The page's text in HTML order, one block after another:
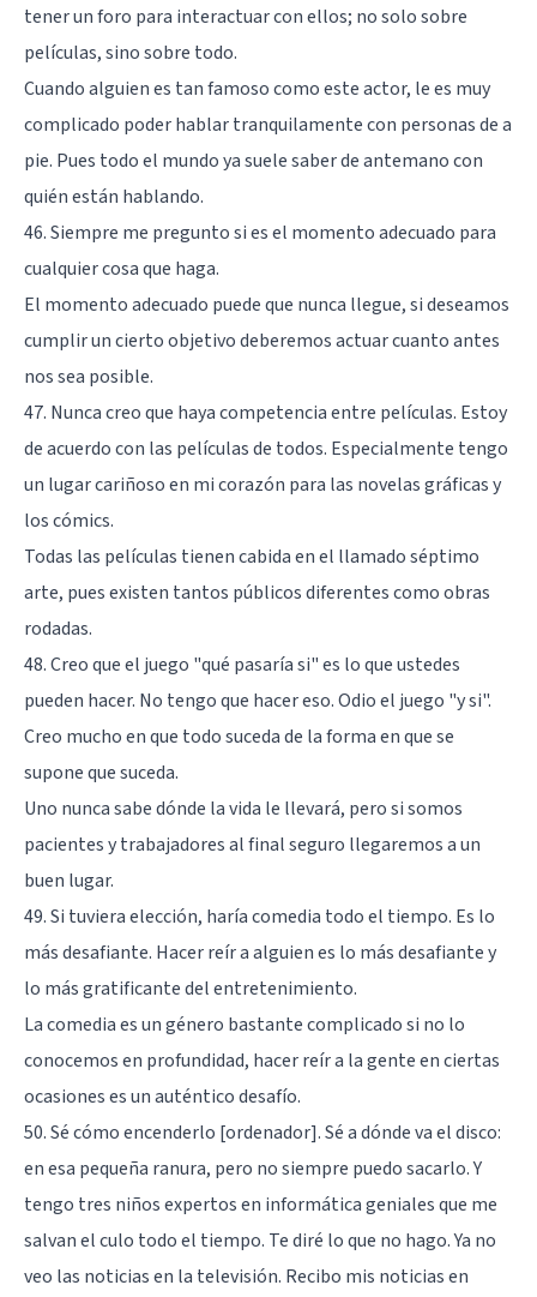
tener un foro para interactuar con ellos; no solo sobre
películas, sino sobre todo.
Cuando alguien es tan famoso como este actor, le es muy
complicado poder hablar tranquilamente con personas de a
pie. Pues todo el mundo ya suele saber de antemano con
quién están hablando.
46. Siempre me pregunto si es el momento adecuado para
cualquier cosa que haga.
El momento adecuado puede que nunca llegue, si deseamos
cumplir un cierto objetivo deberemos actuar cuanto antes
nos sea posible.
47. Nunca creo que haya competencia entre películas. Estoy
de acuerdo con las películas de todos. Especialmente tengo
un lugar cariñoso en mi corazón para las novelas gráficas y
los cómics.
Todas las películas tienen cabida en el llamado séptimo
arte, pues existen tantos públicos diferentes como obras
rodadas.
48. Creo que el juego "qué pasaría si" es lo que ustedes
pueden hacer. No tengo que hacer eso. Odio el juego "y si".
Creo mucho en que todo suceda de la forma en que se
supone que suceda.
Uno nunca sabe dónde la vida le llevará, pero si somos
pacientes y trabajadores al final seguro llegaremos a un
buen lugar.
49. Si tuviera elección, haría comedia todo el tiempo. Es lo
más desafiante. Hacer reír a alguien es lo más desafiante y
lo más gratificante del entretenimiento.
La comedia es un género bastante complicado si no lo
conocemos en profundidad, hacer reír a la gente en ciertas
ocasiones es un auténtico desafío.
50. Sé cómo encenderlo [ordenador]. Sé a dónde va el disco:
en esa pequeña ranura, pero no siempre puedo sacarlo. Y
tengo tres niños expertos en informática geniales que me
salvan el culo todo el tiempo. Te diré lo que no hago. Ya no
veo las noticias en la televisión. Recibo mis noticias en